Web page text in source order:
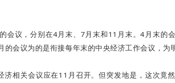
会议，分别在4月末、7月末和11月末。4月末的
会议为的是衔接每年末的中央经济工作会议，为
相关会议应在11月召开。但突发地是，这次竟